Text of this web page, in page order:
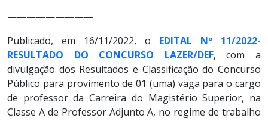
—————————
Publicado, em 16/11/2022, o EDITAL Nº 11/2022-
RESULTADO DO CONCURSO LAZER/DEF, com a
divulgação dos Resultados e Classificação do Concurso
Público para provimento de 01 (uma) vaga para o cargo
de professor da Carreira do Magistério Superior, na
Classe A de Professor Adjunto A, no regime de trabalho